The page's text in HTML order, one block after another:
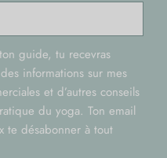
guide, tu recevras
informations sur mes
et d’autres conseils
du yoga. Ton email
te désabonner à tout